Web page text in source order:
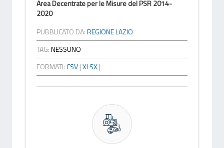
Area Decentrate per le Misure del PSR 2014-
2020
PUBBLICATO DA:REGIONE LAZIO
TAG:NESSUNO
FORMATI:CSV|XLSX|